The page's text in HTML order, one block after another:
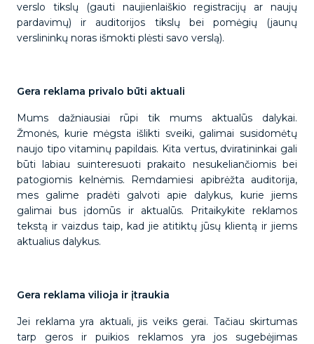
verslo tikslų (gauti naujienlaiškio registracijų ar naujų
pardavimų) ir auditorijos tikslų bei pomėgių (jaunų
verslininkų noras išmokti plėsti savo verslą).
Gera reklama privalo būti aktuali
Mums dažniausiai rūpi tik mums aktualūs dalykai.
Žmonės, kurie mėgsta išlikti sveiki, galimai susidomėtų
naujo tipo vitaminų papildais. Kita vertus, dviratininkai gali
būti labiau suinteresuoti prakaito nesukeliančiomis bei
patogiomis kelnėmis. Remdamiesi apibrėžta auditorija,
mes galime pradėti galvoti apie dalykus, kurie jiems
galimai bus įdomūs ir aktualūs. Pritaikykite reklamos
tekstą ir vaizdus taip, kad jie atitiktų jūsų klientą ir jiems
aktualius dalykus.
Gera reklama vilioja ir įtraukia
Jei reklama yra aktuali, jis veiks gerai. Tačiau skirtumas
tarp geros ir puikios reklamos yra jos sugebėjimas